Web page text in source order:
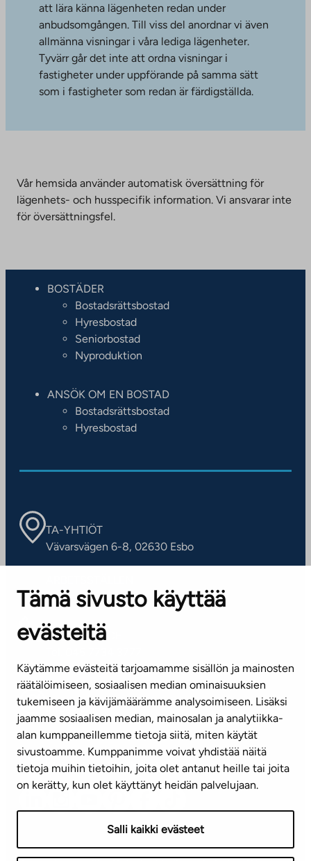
Tämä sivusto käyttää
evästeitä
Käytämme evästeitä tarjoamamme sisällön ja mainosten
räätälöimiseen, sosiaalisen median ominaisuuksien
tukemiseen ja kävijämäärämme analysoimiseen. Lisäksi
jaamme sosiaalisen median, mainosalan ja analytiikka-
alan kumppaneillemme tietoja siitä, miten käytät
sivustoamme. Kumppanimme voivat yhdistää näitä
tietoja muihin tietoihin, joita olet antanut heille tai joita
on kerätty, kun olet käyttänyt heidän palvelujaan.
Salli kaikki evästeet
att lära känna lägenheten redan under
anbudsomgången. Till viss del anordnar vi även
allmänna visningar i våra lediga lägenheter.
Tyvärr går det inte att ordna visningar i
fastigheter under uppförande på samma sätt
som i fastigheter som redan är färdigställda.
Vår hemsida använder automatisk översättning för
lägenhets- och husspecifik information. Vi ansvarar inte
för översättningsfel.
BOSTÄDER
Bostadsrättsbostad
Hyresbostad
Seniorbostad
Nyproduktion
ANSÖK OM EN BOSTAD
Bostadsrättsbostad
Hyresbostad
TA-YHTIÖT
Vävarsvägen 6-8, 02630 Esbo
Kontaktinformation
KUNDSERVICE
(vardagar kl. 8–16)
info@ta.fi
Nyhetsbrev (på finska)